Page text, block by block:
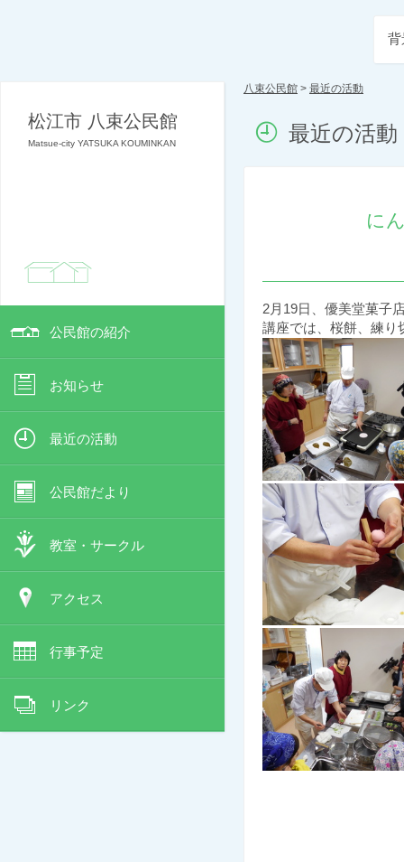
松江市 八束公民館
Matsue-city YATSUKA KOUMINKAN
公民館の紹介
お知らせ
最近の活動
公民館だより
教室・サークル
アクセス
行事予定
リンク
背
八束公民館 > 最近の活動
最近の活動
に
2月19日、優美堂菓子
講座では、桜餅、練り